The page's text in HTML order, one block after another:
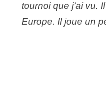
tournoi que j’ai vu.
Europe. Il joue un